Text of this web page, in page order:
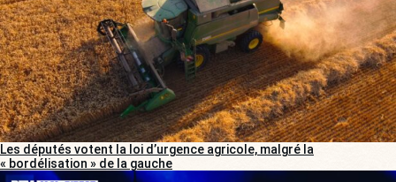
Les députés votent la loi d’urgence agricole, malgré la
« bordélisation » de la gauche